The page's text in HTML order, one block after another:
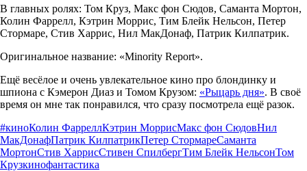
В главных ролях: Том Круз, Макс фон Сюдов, Саманта Мортон,
Колин Фаррелл, Кэтрин Моррис, Тим Блейк Нельсон, Петер
Стормаре, Стив Харрис, Нил МакДонаф, Патрик Килпатрик.
Оригинальное название: «Minority Report».
Ещё весёлое и очень увлекательное кино про блондинку и
шпиона с Кэмерон Диаз и Томом Крузом: «Рыцарь дня». В своё
время он мне так понравился, что сразу посмотрела ещё разок.
#киноКолин ФарреллКэтрин МоррисМакс фон СюдовНил
МакДонафПатрик КилпатрикПетер СтормареСаманта
МортонСтив ХаррисСтивен СпилбергТим Блейк НельсонТом
Крузкинофантастика